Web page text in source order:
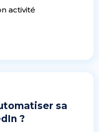
activité
sa
?